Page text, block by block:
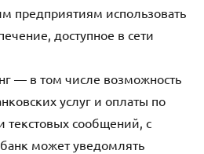
предприятиям использовать
доступное в сети
— в том числе возможность
услуг и оплаты по
текстовых сообщений, с
может уведомлять